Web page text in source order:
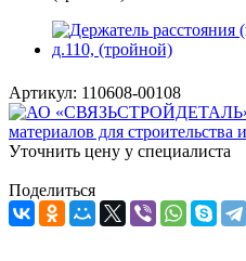
Артикул: 110608-00108
Уточнить цену у специалиста
Поделиться